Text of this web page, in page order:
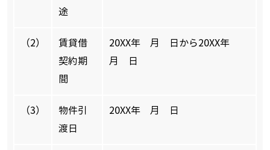
途
（2）
賃貸借
契約期
間
20XX年 月 日から20XX年
月 日
（3）
物件引
渡日
20XX年 月 日